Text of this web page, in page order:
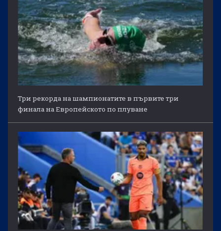
Три рекорда на шампионатите в първите три
финала на Европейското по плуване